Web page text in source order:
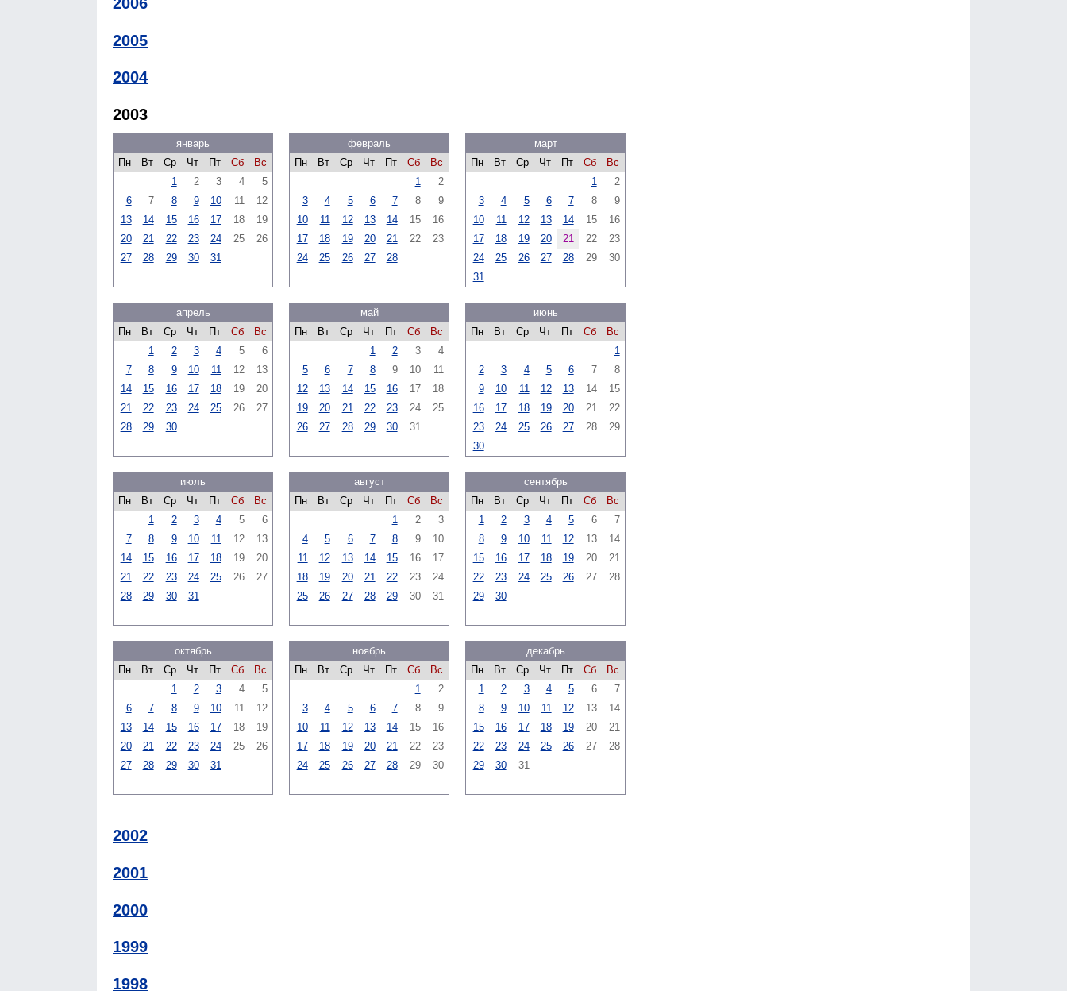
2005
2004
2003
январь
Пн
Вт Ср Чт Пт Сб
Вс
1
2 3 4
5
6
7 8 9 10 11
12
13
14 15 16 17 18
19
20
21 22 23 24 25
26
27
28 29 30 31
февраль
Пн
Вт Ср Чт Пт Сб
Вс
1
2
3
4 5 6 7 8
9
10
11 12 13 14 15
16
17
18 19 20 21 22
23
24
25 26 27 28
март
Пн
Вт Ср Чт Пт Сб
Вс
1
2
3
4 5 6 7 8
9
10
11 12 13 14 15
16
17
18 19 20 21 22
23
24
25 26 27 28 29
30
31
апрель
Пн
Вт Ср Чт Пт Сб
Вс
1
2 3 4 5
6
7
8 9 10 11 12
13
14
15 16 17 18 19
20
21
22 23 24 25 26
27
28
29 30
май
Пн
Вт Ср Чт Пт Сб
Вс
1
2 3
4
5
6 7 8 9 10
11
12
13 14 15 16 17
18
19
20 21 22 23 24
25
26
27 28 29 30 31
июнь
Пн
Вт Ср Чт Пт Сб
Вс
1
2
3 4 5 6 7
8
9
10 11 12 13 14
15
16
17 18 19 20 21
22
23
24 25 26 27 28
29
30
июль
Пн
Вт Ср Чт Пт Сб
Вс
1
2 3 4 5
6
7
8 9 10 11 12
13
14
15 16 17 18 19
20
21
22 23 24 25 26
27
28
29 30 31
август
Пн
Вт Ср Чт Пт Сб
Вс
1
2
3
4
5 6 7 8 9
10
11
12 13 14 15 16
17
18
19 20 21 22 23
24
25
26 27 28 29 30 31
сентябрь
Пн
Вт Ср Чт Пт Сб
Вс
1
2 3 4 5 6
7
8
9 10 11 12 13
14
15
16 17 18 19 20
21
22
23 24 25 26 27
28
29
30
октябрь
Пн
Вт Ср Чт Пт Сб
Вс
1
2 3 4
5
6
7 8 9 10 11
12
13
14 15 16 17 18
19
20
21 22 23 24 25
26
27
28 29 30 31
ноябрь
Пн
Вт Ср Чт Пт Сб
Вс
1
2
3
4 5 6 7 8
9
10
11 12 13 14 15
16
17
18 19 20 21 22
23
24
25 26 27 28 29 30
декабрь
Пн
Вт Ср Чт Пт Сб
Вс
1
2 3 4 5 6
7
8
9 10 11 12 13
14
15
16 17 18 19 20
21
22
23 24 25 26 27
28
29
30 31
2002
2001
2000
1999
1998